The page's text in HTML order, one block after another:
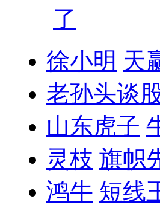
了
徐小明 天
老孙头谈
山东虎子
灵枝 旗帜
鸿牛 短线